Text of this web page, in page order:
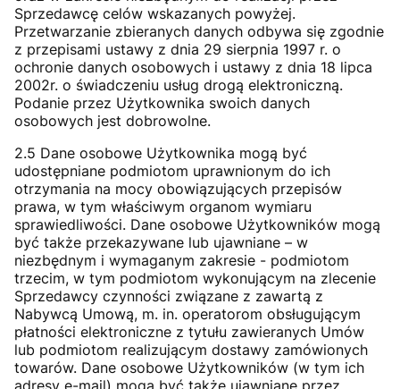
Sprzedawcę celów wskazanych powyżej.
Przetwarzanie zbieranych danych odbywa się zgodnie
z przepisami ustawy z dnia 29 sierpnia 1997 r. o
ochronie danych osobowych i ustawy z dnia 18 lipca
2002r. o świadczeniu usług drogą elektroniczną.
Podanie przez Użytkownika swoich danych
osobowych jest dobrowolne.
2.5 Dane osobowe Użytkownika mogą być
udostępniane podmiotom uprawnionym do ich
otrzymania na mocy obowiązujących przepisów
prawa, w tym właściwym organom wymiaru
sprawiedliwości. Dane osobowe Użytkowników mogą
być także przekazywane lub ujawniane – w
niezbędnym i wymaganym zakresie - podmiotom
trzecim, w tym podmiotom wykonującym na zlecenie
Sprzedawcy czynności związane z zawartą z
Nabywcą Umową, m. in. operatorom obsługującym
płatności elektroniczne z tytułu zawieranych Umów
lub podmiotom realizującym dostawy zamówionych
towarów. Dane osobowe Użytkowników (w tym ich
adresy e-mail) mogą być także ujawniane przez